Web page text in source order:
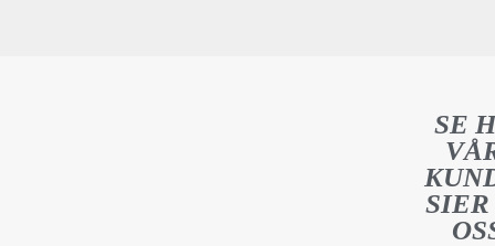
SE
SIER